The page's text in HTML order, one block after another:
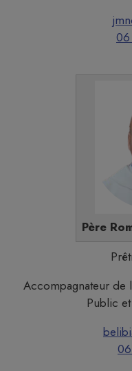
06
Père
Accompagnateur de
Public